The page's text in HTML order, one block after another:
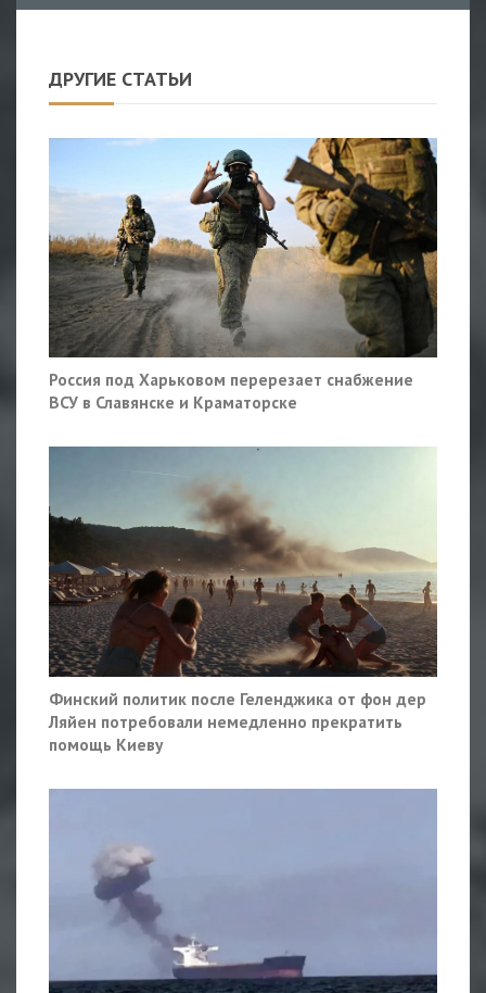
ДРУГИЕ СТАТЬИ
Россия под Харьковом перерезает снабжение
ВСУ в Славянске и Краматорске
Финский политик после Геленджика от фон дер
Ляйен потребовали немедленно прекратить
помощь Киеву